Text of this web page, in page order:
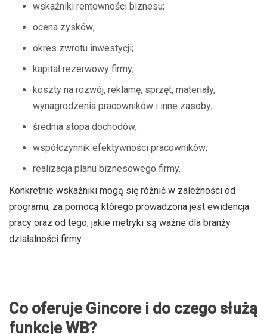
wskaźniki rentowności biznesu;
ocena zysków;
okres zwrotu inwestycji;
kapitał rezerwowy firmy;
koszty na rozwój, reklamę, sprzęt, materiały,
wynagrodzenia pracowników i inne zasoby;
średnia stopa dochodów;
współczynnik efektywności pracowników;
realizacja planu biznesowego firmy.
Konkretnie wskaźniki mogą się różnić w zależności od
programu, za pomocą którego prowadzona jest ewidencja
pracy oraz od tego, jakie metryki są ważne dla branży
działalności firmy.
Co oferuje Gincore i do czego służą
funkcje WB?